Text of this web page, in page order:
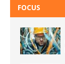
FOCUS